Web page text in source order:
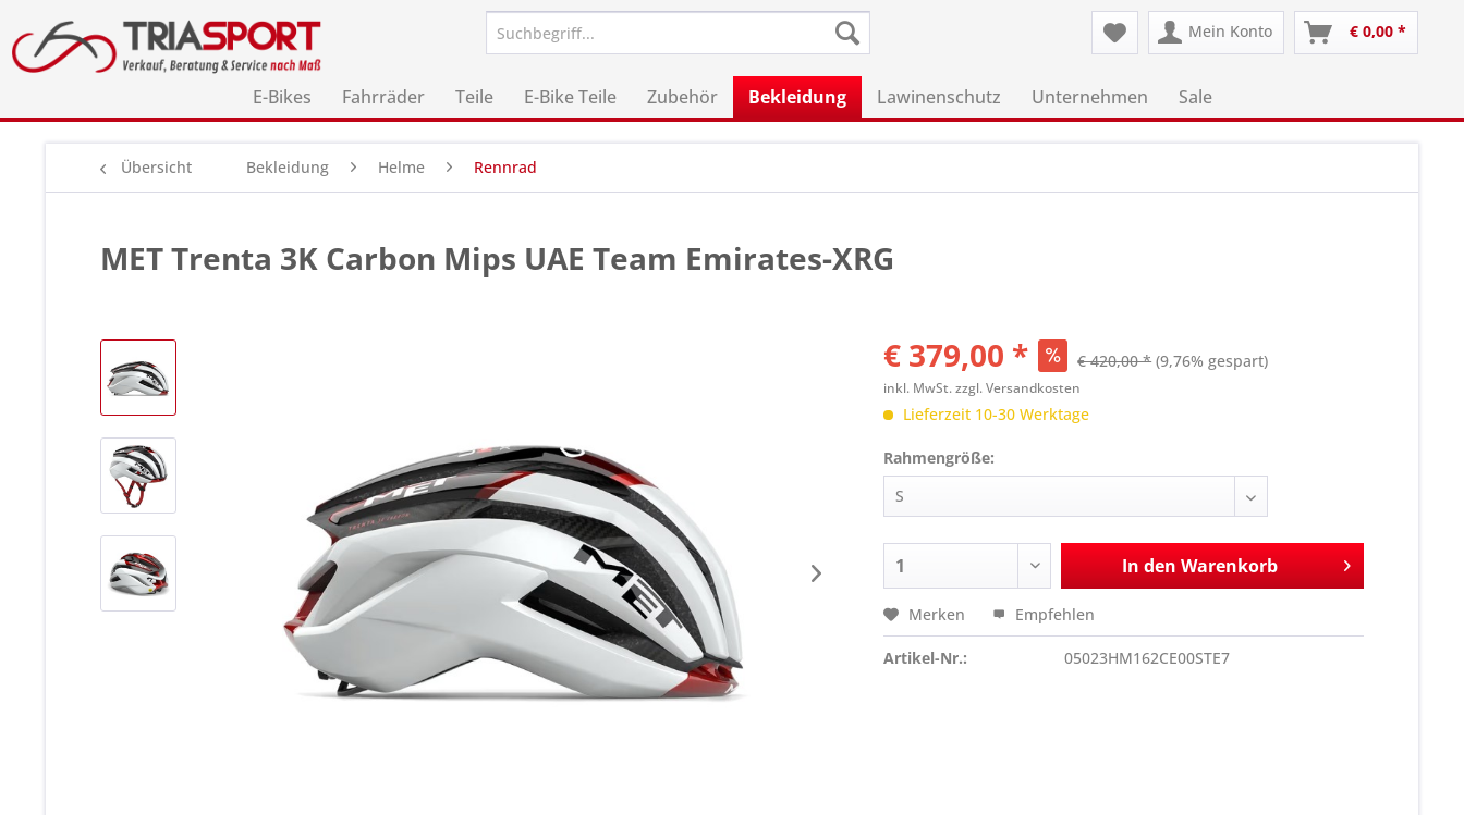
Mein Konto € 0,00 *
E-Bikes Fahrräder Teile E-Bike Teile Zubehör Bekleidung Lawinenschutz Unternehmen Sale
Übersicht Bekleidung Helme Rennrad
MET Trenta 3K Carbon Mips UAE Team Emirates-XRG
€ 379,00 * € 420,00 * (9,76% gespart)
inkl. MwSt.zzgl. Versandkosten
Lieferzeit 10-30 Werktage
Rahmengröße:
In den Warenkorb
Merken Empfehlen
Artikel-Nr.: 05023HM162CE00STE7